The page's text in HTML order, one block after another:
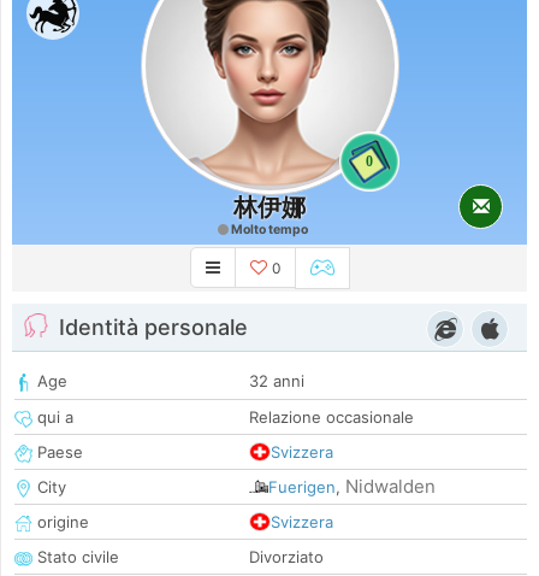
0
林伊娜
Molto tempo
0
Identità personale
Age
32 anni
qui a
Relazione occasionale
Paese
Svizzera
City
Fuerigen, Nidwalden
origine
Svizzera
Stato civile
Divorziato